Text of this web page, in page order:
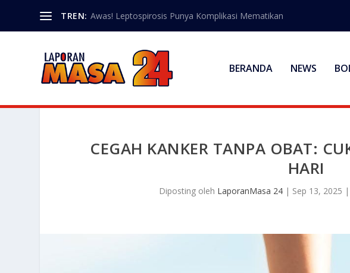
TREN: Awas! Leptospirosis Punya Komplikasi Mematikan
BERANDA NEWS
CEGAH KANKER TANPA OBAT:
HARI
Diposting oleh LaporanMasa 24| Sep 13, 2025 |